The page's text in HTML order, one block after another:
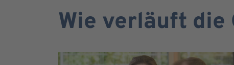
Wie verläuft die